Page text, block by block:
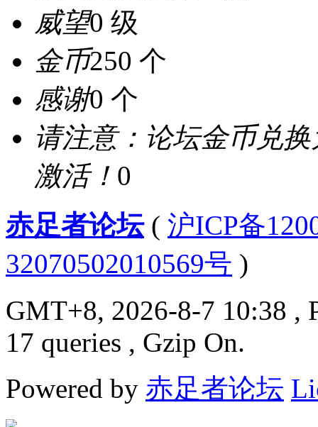
威望0 级
金币250 个
感谢0 个
请注意：论坛金币兑
激活！ 0
赤足者论坛( 沪ICP备
32070502010569号 )
GMT+8, 2026-8-7 10:38 ,
17 queries , Gzip On.
Powered by 赤足者论坛